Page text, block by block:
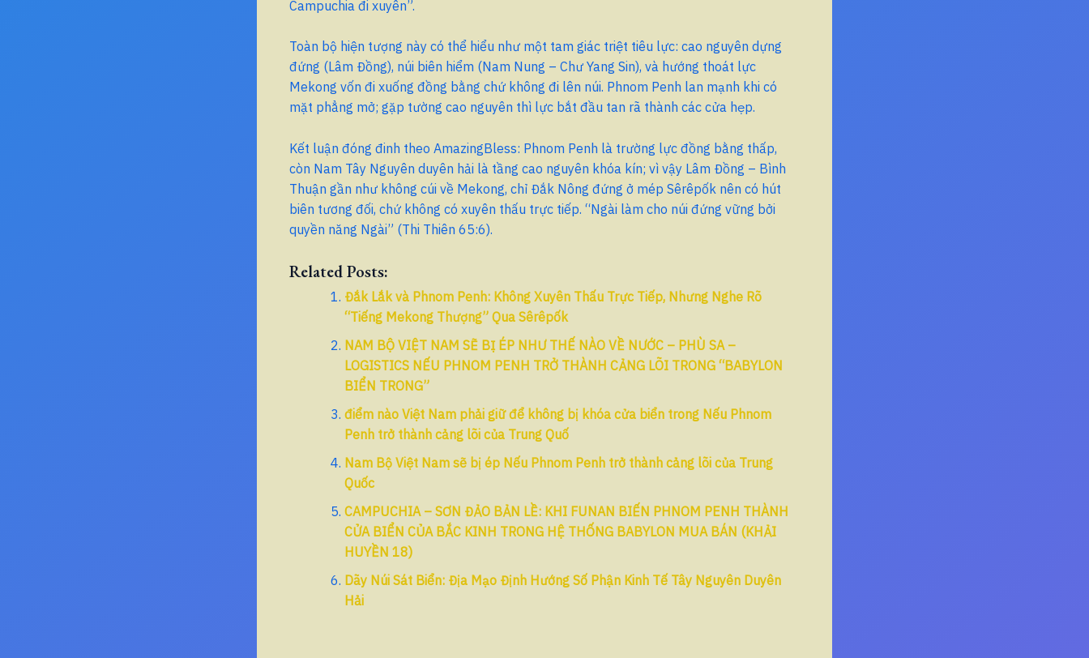
Campuchia đi xuyên”.
Toàn bộ hiện tượng này có thể hiểu như một tam giác triệt tiêu lực: cao nguyên dựng
đứng (Lâm Đồng), núi biên hiểm (Nam Nung – Chư Yang Sin), và hướng thoát lực
Mekong vốn đi xuống đồng bằng chứ không đi lên núi. Phnom Penh lan mạnh khi có
mặt phẳng mở; gặp tường cao nguyên thì lực bắt đầu tan rã thành các cửa hẹp.
Kết luận đóng đinh theo AmazingBless: Phnom Penh là trường lực đồng bằng thấp,
còn Nam Tây Nguyên duyên hải là tầng cao nguyên khóa kín; vì vậy Lâm Đồng – Bình
Thuận gần như không cúi về Mekong, chỉ Đắk Nông đứng ở mép Sêrêpốk nên có hút
biên tương đối, chứ không có xuyên thấu trực tiếp. “Ngài làm cho núi đứng vững bởi
quyền năng Ngài” (Thi Thiên 65:6).
Related Posts:
Đắk Lắk và Phnom Penh: Không Xuyên Thấu Trực Tiếp, Nhưng Nghe Rõ
“Tiếng Mekong Thượng” Qua Sêrêpốk
NAM BỘ VIỆT NAM SẼ BỊ ÉP NHƯ THẾ NÀO VỀ NƯỚC – PHÙ SA –
LOGISTICS NẾU PHNOM PENH TRỞ THÀNH CẢNG LÕI TRONG “BABYLON
BIỂN TRONG”
điểm nào Việt Nam phải giữ để không bị khóa cửa biển trong Nếu Phnom
Penh trở thành cảng lõi của Trung Quố
Nam Bộ Việt Nam sẽ bị ép Nếu Phnom Penh trở thành cảng lõi của Trung
Quốc
CAMPUCHIA – SƠN ĐẢO BẢN LỀ: KHI FUNAN BIẾN PHNOM PENH THÀNH
CỬA BIỂN CỦA BẮC KINH TRONG HỆ THỐNG BABYLON MUA BÁN (KHẢI
HUYỀN 18)
Dãy Núi Sát Biển: Địa Mạo Định Hướng Số Phận Kinh Tế Tây Nguyên Duyên
Hải